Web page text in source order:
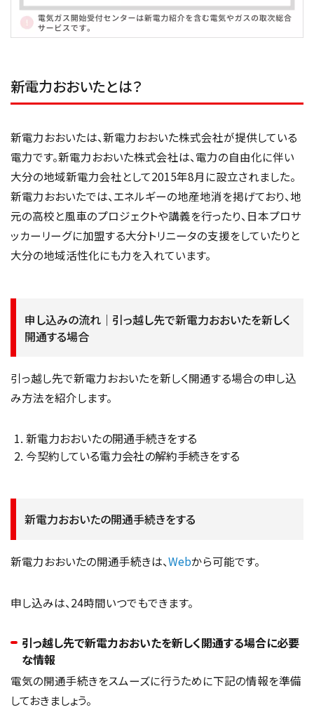
新電力おおいたとは？
新電力おおいたは、新電力おおいた株式会社が提供している
電力です。新電力おおいた株式会社は、電力の自由化に伴い
大分の地域新電力会社として2015年8月に設立されました。
新電力おおいたでは、エネルギーの地産地消を掲げており、地
元の高校と風車のプロジェクトや講義を行ったり、日本プロサ
ッカーリーグに加盟する大分トリニータの支援をしていたりと
大分の地域活性化にも力を入れています。
申し込みの流れ｜引っ越し先で新電力おおいたを新しく
開通する場合
引っ越し先で新電力おおいたを新しく開通する場合の申し込
み方法を紹介します。
新電力おおいたの開通手続きをする
今契約している電力会社の解約手続きをする
新電力おおいたの開通手続きをする
新電力おおいたの開通手続きは、Webから可能です。
申し込みは、24時間いつでもできます。
引っ越し先で新電力おおいたを新しく開通する場合に必要
な情報
電気の開通手続きをスムーズに行うために下記の情報を準備
しておきましょう。